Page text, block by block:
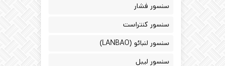
سنسور فشار
سنسور کنتراست
سنسور لنبائو (LANBAO)
سنسور لیبل